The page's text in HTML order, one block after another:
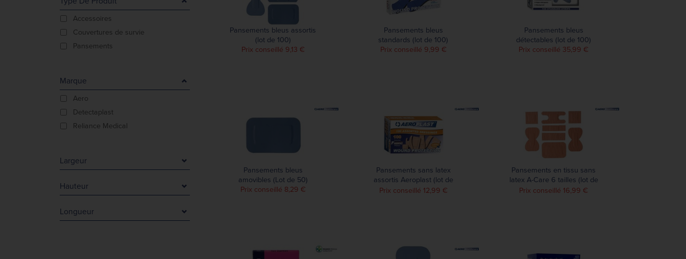
Accessoires
Couvertures de survie
Pansements
Marque
Aero
Detectaplast
Reliance Medical
Largeur
40 mm
90 mm
Hauteur
90 mm
Longueur
Pansements bleus assortis
(lot de 100)
Prix conseillé 9,13 €
Pansements bleus
standards (lot de 100)
Prix conseillé 9,99 €
Pansements bleus
détectables (lot de 100)
Prix conseillé 35,99 €
Pansements bleus
amovibles (Lot de 50)
Prix conseillé 8,29 €
Pansements sans latex
assortis Aeroplast (lot de
100)
Prix conseillé 12,99 €
Pansements en tissu sans
latex A-Care 6 tailles (lot de
100)
Prix conseillé 16,99 €